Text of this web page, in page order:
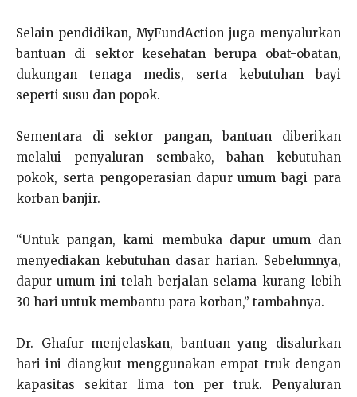
Selain pendidikan, MyFundAction juga menyalurkan
bantuan di sektor kesehatan berupa obat-obatan,
dukungan tenaga medis, serta kebutuhan bayi
seperti susu dan popok.
Sementara di sektor pangan, bantuan diberikan
melalui penyaluran sembako, bahan kebutuhan
pokok, serta pengoperasian dapur umum bagi para
korban banjir.
“Untuk pangan, kami membuka dapur umum dan
menyediakan kebutuhan dasar harian. Sebelumnya,
dapur umum ini telah berjalan selama kurang lebih
30 hari untuk membantu para korban,” tambahnya.
Dr. Ghafur menjelaskan, bantuan yang disalurkan
hari ini diangkut menggunakan empat truk dengan
kapasitas sekitar lima ton per truk. Penyaluran